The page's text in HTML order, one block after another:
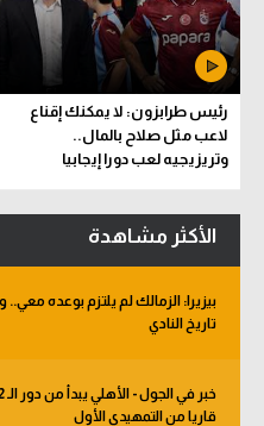
رئيس طرابزون: لا يمكنك إقناع
لاعب مثل صلاح بالمال..
وتريزيجيه لعب دورا إيجابيا
الأكثر مشاهدة
بيزيرا: الزمالك لم يلتزم بوعده
تاريخ النادي
قاريا من التمهيدي الأول